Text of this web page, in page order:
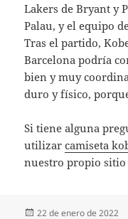
Lakers de Bryant y
Palau, y el equipo
Tras el partido,
Barcelona podría
bien y muy
duro y físico,
Si tiene alguna
utilizarcamiseta
nuestro propio
Publicado
22 de enero de 2022